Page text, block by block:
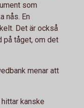
som
nås. En
Det är också
på tåget, om det
menar att
kanske